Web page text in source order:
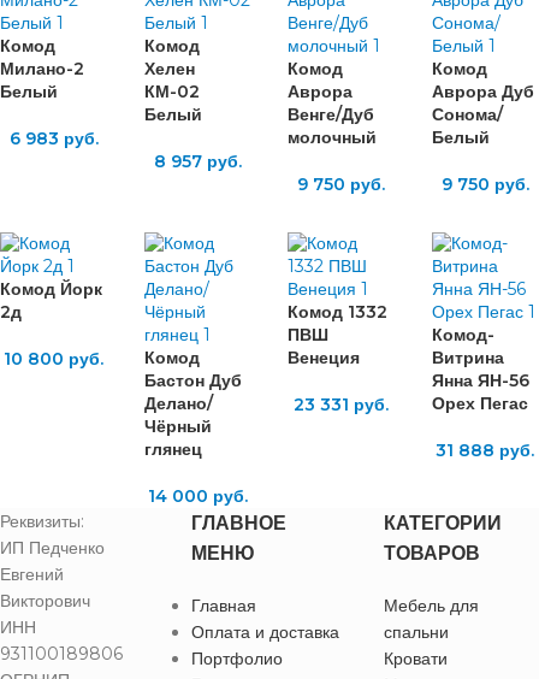
Комод
Милано-2
Белый
6 983 руб.
Комод
Хелен
КМ-02
Белый
8 957руб.
Комод
Аврора
Венге/Дуб
молочный
9 750 руб.
Комод
Аврора Дуб
Сонома/
Белый
9 750 руб.
Комод Йорк
2д
10 800 руб.
Комод
Бастон Дуб
Делано/
Чёрный
глянец
14 000 руб.
Комод 1332
ПВШ
Венеция
23 331 руб.
Комод-
Витрина
Янна ЯН-56
Орех Пегас
31 888 руб.
Реквизиты:
ИП Педченко
Евгений
Викторович
ИНН
931100189806
ГЛАВНОЕ
МЕНЮ
Главная
Оплата и доставка
Портфолио
КАТЕГОРИИ
ТОВАРОВ
Мебель для
спальни
Кровати